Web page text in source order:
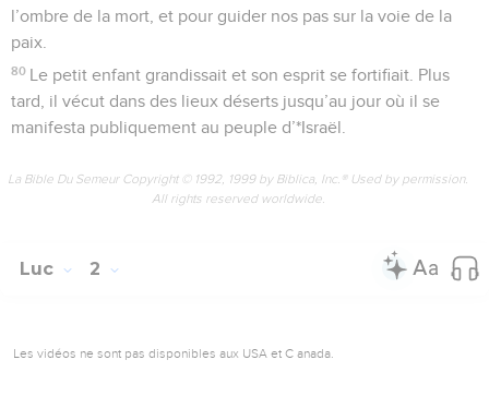
l’ombre de la mort, et pour guider nos pas sur la voie de la
paix.
80 Le petit enfant grandissait et son esprit se fortifiait. Plus
tard, il vécut dans des lieux déserts jusqu’au jour où il se
manifesta publiquement au peuple d’*Israël.
La Bible Du Semeur Copyright © 1992, 1999 by Biblica, Inc.® Used by permission.
All rights reserved worldwide.
Luc 2
Les vidéos ne sont pas disponibles aux USA et C anada.